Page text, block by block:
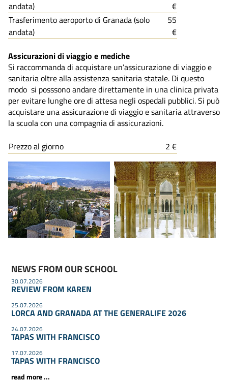
andata)
€
Trasferimento aeroporto di Granada (solo
andata)
55
€
Assicurazioni di viaggio e mediche
Si raccommanda di acquistare un’assicurazione di viaggio e
sanitaria oltre alla assistenza sanitaria statale. Di questo
modo si posssono andare direttamente in una clinica privata
per evitare lunghe ore di attesa negli ospedali pubblici. Si può
acquistare una assicurazione di viaggio e sanitaria attraverso
la scuola con una compagnia di assicurazioni.
Prezzo al giorno
2 €
NEWS FROM OUR SCHOOL
30.07.2026
REVIEW FROM KAREN
25.07.2026
LORCA AND GRANADA AT THE GENERALIFE 2026
24.07.2026
TAPAS WITH FRANCISCO
17.07.2026
TAPAS WITH FRANCISCO
read more ...